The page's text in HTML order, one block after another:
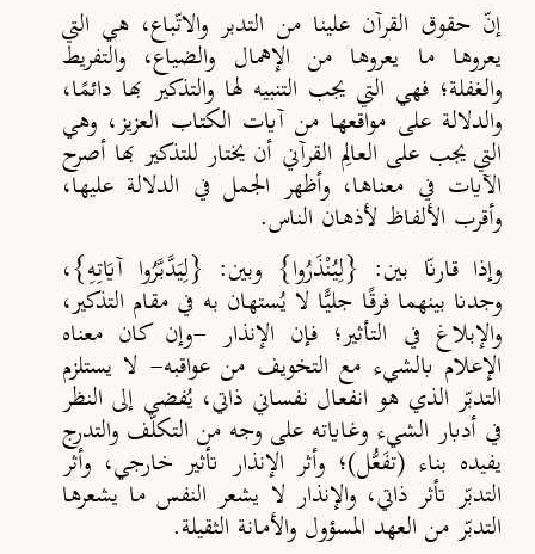
إنّ حقوق القرآن علينا من التدبر والاتّباع، هي التي
يعروها ما يعروها من الإهمال والضياع، والتفريط
والغفلة؛ فهي التي يجب التنبيه لها والتذكير بها دائمًا،
والدلالة على مواقعها من آيات الكتاب العزيز، وهي
التي يجب على العالِم القرآني أن يختار للتذكير بها أصرح
الآيات في معناها، وأظهر الجمل في الدلالة عليها،
وأقرب الألفاظ لأذهان الناس.
وإذا قارنّا بين: {لِيُنْذَرُوا} وبين: {لِيَدَّبَّرُوا آيَاتِهِ}،
وجدنا بينهما فرقًا جليًّا لا يُستهان به في مقام التذكير،
والإبلاغ في التأثير؛ فإن الإنذار -وإن كان معناه
الإعلام بالشيء مع التخويف من عواقبه- لا يستلزم
التدبّر الذي هو انفعال نفساني ذاتي، يُفضي إلى النظر
في أدبار الشيء وغاياته على وجه من التكلّف والتدرج
يفيده بناء (تفَعُّل)؛ وأثر الإنذار تأثير خارجي، وأثر
التدبّر تأثر ذاتي، والإنذار لا يشعر النفس ما يشعرها
التدبّر من العهد المسؤول والأمانة الثقيلة.